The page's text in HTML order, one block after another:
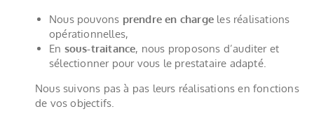
Nous pouvons prendre en charge les réalisations
opérationnelles,
En sous-traitance, nous proposons d’auditer et
sélectionner pour vous le prestataire adapté.
Nous suivons pas à pas leurs réalisations en fonctions
de vos objectifs.